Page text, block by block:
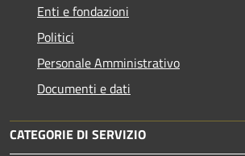
Enti e fondazioni
Politici
Personale Amministrativo
Documenti e dati
CATEGORIE DI SERVIZIO